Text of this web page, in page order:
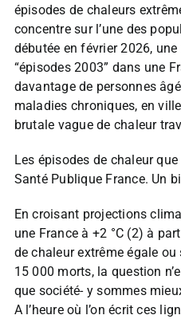
épisodes de chaleurs
concentre sur l’une des
débutée en février 2026,
“épisodes 2003” dans une
davantage de personnes
maladies chroniques, en
brutale vague de chaleur
Les épisodes de chaleur
Santé Publique France. Un
En croisant projections
une France à +2 °C (2) à
de chaleur extrême égale
15 000 morts, la question
que société- y sommes
A l’heure où l’on écrit ces